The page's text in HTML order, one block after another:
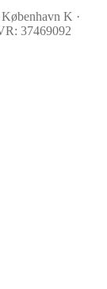
K ·
37469092